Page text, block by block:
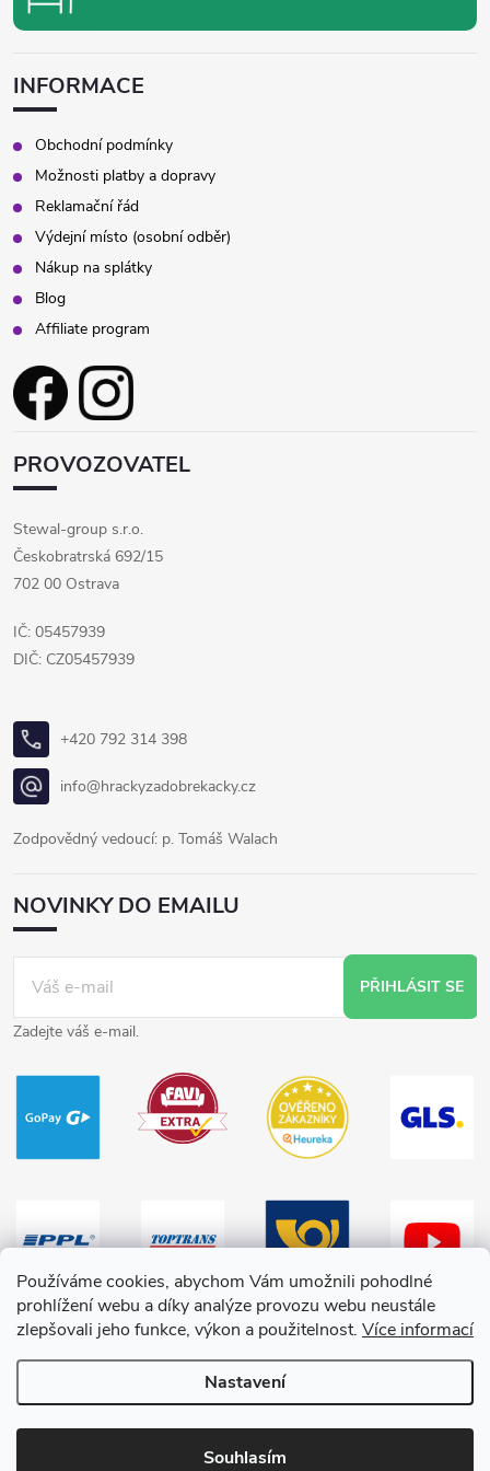
Používáme cookies, abychom Vám umožnili pohodlné
prohlížení webu a díky analýze provozu webu neustále
zlepšovali jeho funkce, výkon a použitelnost. Více informací
Nastavení
Souhlasím
INFORMACE
Obchodní podmínky
Možnosti platby a dopravy
Reklamační řád
Výdejní místo (osobní odběr)
Nákup na splátky
Blog
Affiliate program
PROVOZOVATEL
Stewal-group s.r.o.
Českobratrská 692/15
702 00 Ostrava
IČ: 05457939
DIČ: CZ05457939
+420 792 314 398
info@hrackyzadobrekacky.cz
Zodpovědný vedoucí: p. Tomáš Walach
NOVINKY DO EMAILU
PŘIHLÁSIT SE
Zadejte váš e-mail.
Vytvořil Shoptet